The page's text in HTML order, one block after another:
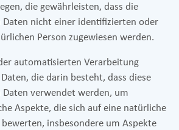
die gewährleisten, dass die
Daten nicht einer identifizierten oder
Person zugewiesen werden.
automatisierten Verarbeitung
die darin besteht, dass diese
Daten verwendet werden, um
Aspekte, die sich auf eine natürliche
bewerten, insbesondere um Aspekte